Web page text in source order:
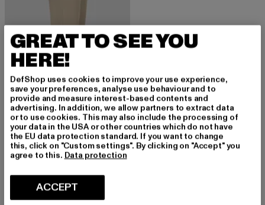
VERO MODA
Vero Moda Damen NOOS
vanEUR 11,96
Huidige prijs: Van EUR 11,96
EUR 29,90Actieprijs: EUR 29,90
GREAT TO SEE YOU
HERE!
DefShop uses cookies to improve your use experience,
save your preferences, analyse use behaviour and to
provide and measure interest-based contents and
advertising. In addition, we allow partners to extract data
or to use cookies. This may also include the processing of
your data in the USA or other countries which do not have
the EU data protection standard. If you want to change
this, click on "Custom settings". By clicking on "Accept" you
agree to this. Data protection
ACCEPT